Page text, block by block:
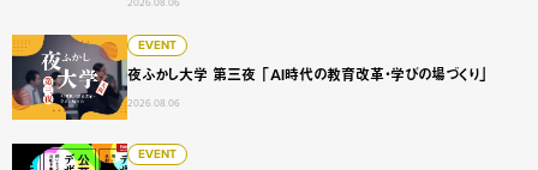
2026.08.06
EVENT
夜ふかし大学 第三夜 「AI時代の教育改革・学びの場づくり」
2026.08.06
夜ふかし大学 第三夜 「AI時代の教育改革・学びの場づくり」
EVENT
【大阪巡回展】公募のデザイン展 -問いをひらく、仲間と出